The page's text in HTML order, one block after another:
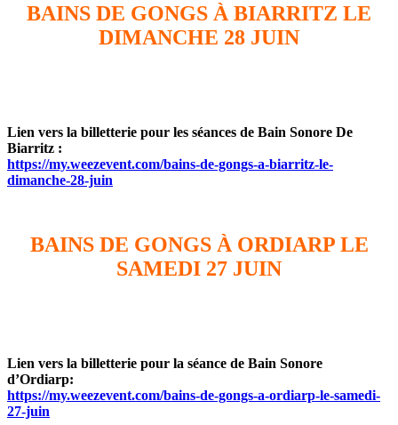
BAINS DE GONGS À BIARRITZ LE
DIMANCHE 28 JUIN
Lien vers la billetterie pour les séances de Bain Sonore De
Biarritz :
https://my.weezevent.com/bains-de-gongs-a-biarritz-le-
dimanche-28-juin
BAINS DE GONGS À ORDIARP LE
SAMEDI 27 JUIN
Lien vers la billetterie pour la séance de Bain Sonore
d’Ordiarp:
https://my.weezevent.com/bains-de-gongs-a-ordiarp-le-samedi-
27-juin